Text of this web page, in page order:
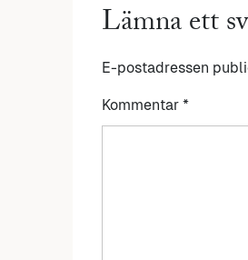
Lämna ett
E-postadressen
Kommentar *